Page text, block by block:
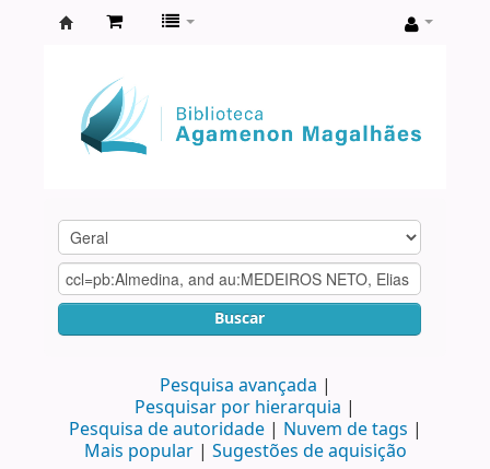
Agamenon
Magalhães
Buscar
Pesquisa avançada
Pesquisar por hierarquia
Pesquisa de autoridade
Nuvem de tags
Mais popular
Sugestões de aquisição